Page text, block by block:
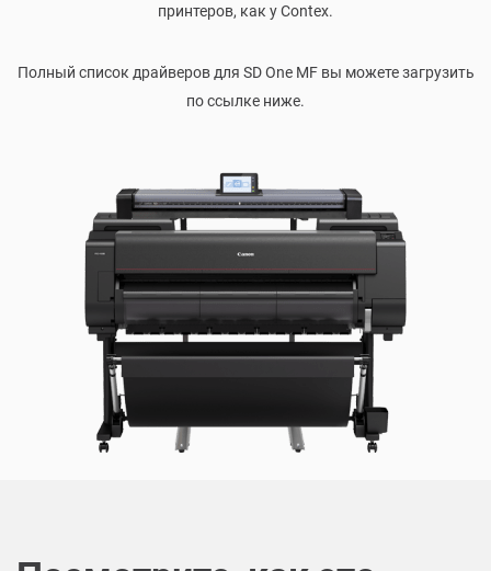
принтеров, как у Contex.
Полный список драйверов для SD One MF вы можете загрузить
по ссылке ниже.